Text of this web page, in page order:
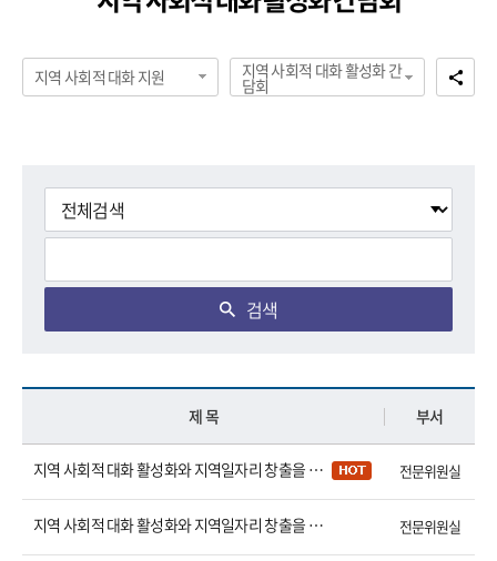
지역 사회적 대화 지원 지역 사회적 대화 활성화 간
담회
검색
제 목 부서
지역 사회적 대화 활성화와 지역일자리 창출을 위한 3차 전문가 간담회 전문위원실
지역 사회적 대화 활성화와 지역일자리 창출을 위한 2차 전문가 간담회 전문위원실